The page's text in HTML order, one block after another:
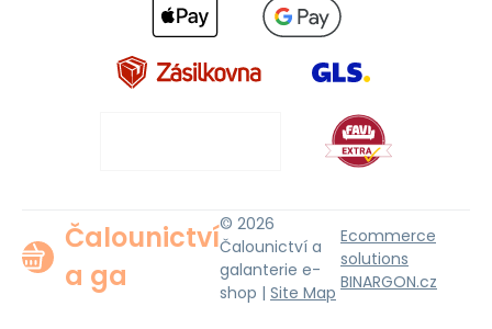
Čalounictví
a ga
© 2026
Čalounictví a
galanterie e-
shop | Site Map
Ecommerce
solutions
BINARGON.cz